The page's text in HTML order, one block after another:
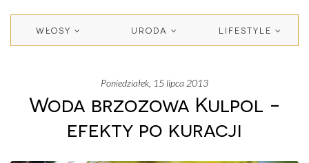
WŁOSY URODA LIFESTYLE
poniedziałek, 15 lipca 2013
Woda brzozowa Kulpol -
efekty po kuracji